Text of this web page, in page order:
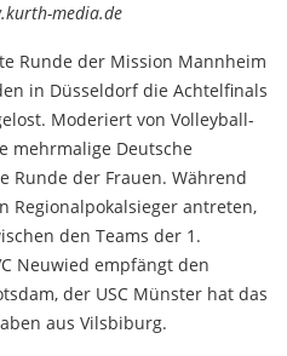
media.de
Runde der Mission Mannheim
in Düsseldorf die Achtelfinals
Moderiert von Volleyball-
mehrmalige Deutsche
Runde der Frauen. Während
Regionalpokalsieger antreten,
den Teams der 1.
Neuwied empfängt den
der USC Münster hat das
aus Vilsbiburg.